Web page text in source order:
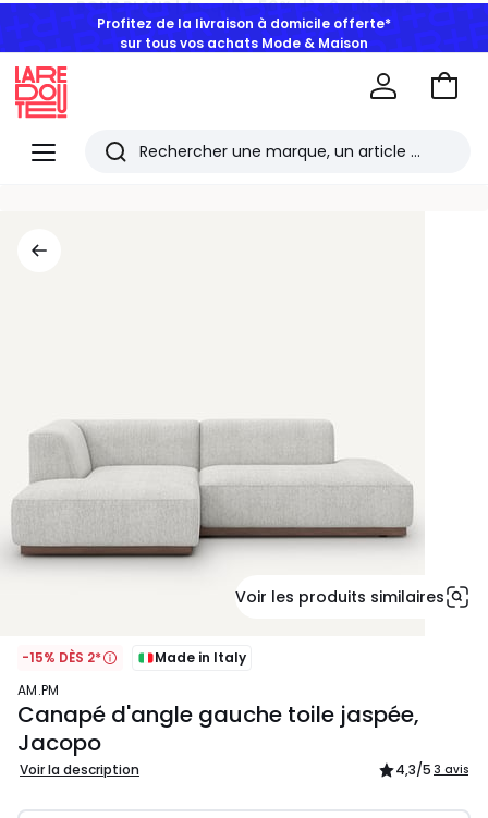
Profitez de la livraison à domicile offerte*
sur tous vos achats Mode & Maison
Menu
Redoute
Rechercher
Aller
Voir les produits similaires
-15% DÈS 2*
Made in Italy
AM.PM
Canapé d'angle gauche toile jaspée,
Jacopo
Voir la description 4,3/5 3 avis